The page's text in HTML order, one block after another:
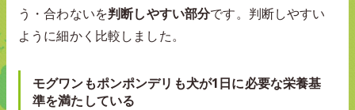
う・合わないを判断しやすい部分です。判断しやすい
ように細かく比較しました。
モグワンもポンポンデリも犬が1日に必要な栄養基
準を満たしている